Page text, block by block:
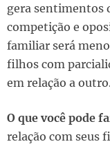
gera sentimentos
competição e
familiar será
filhos com
em relação a
O que você pode
relação com seus